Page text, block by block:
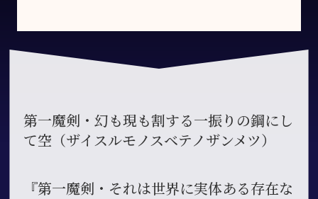
第一魔剣・幻も現も割する一振りの鋼にし
て空（ザイスルモノスベテノザンメツ）
『第一魔剣・それは世界に実体ある存在な